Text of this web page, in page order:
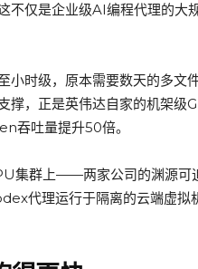
不仅是企业级AI编程代理的大
小时级，原本需要数天的多文
撑，正是英伟达自家的机架
吞吐量提升50倍。
集群上——两家公司的渊源可
代理运行于隔离的云端虚拟